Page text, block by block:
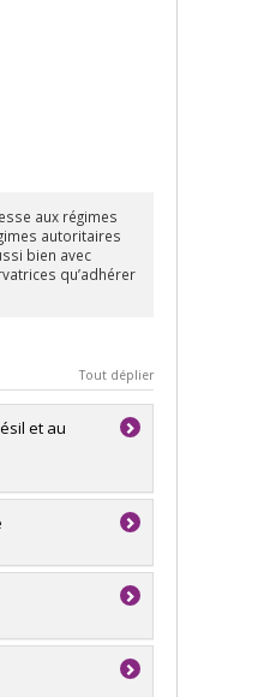
aux régimes
autoritaires
bien avec
qu’adhérer
Tout déplier
et au